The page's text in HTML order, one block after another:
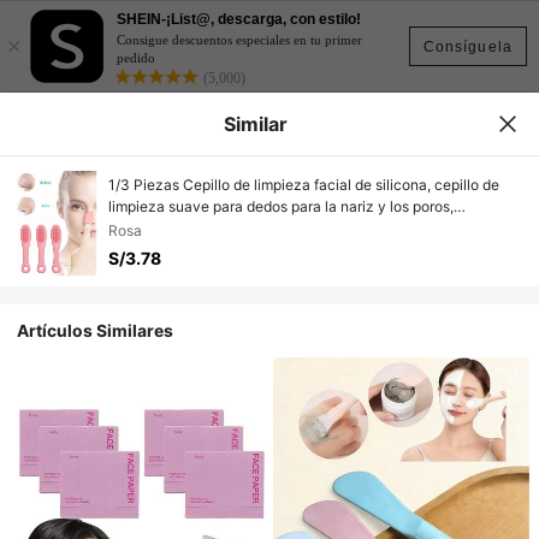
Consíguela
×
SHEIN-¡List@, descarga, con estilo!
Consigue descuentos especiales en tu primer
pedido
(5,000)
Similar
1/3 Piezas Cepillo de limpieza facial de silicona, cepillo de
limpieza suave para dedos para la nariz y los poros,
herramienta exfoliante para eliminar puntos negros,
removedor portátil de residuos de maquillaje para base, lápiz
labial y polvo suelto, esenciales para viajes y dormitorios para
Rosa
S/3.78
Artículos Similares